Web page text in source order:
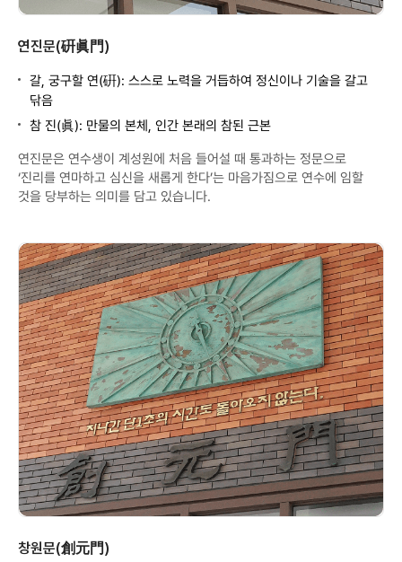
연진문(硏眞門)
갈, 궁구할 연(硏): 스스로 노력을 거듭하여 정신이나 기술을 갈고
닦음
참 진(眞): 만물의 본체, 인간 본래의 참된 근본
연진문은 연수생이 계성원에 처음 들어설 때 통과하는 정문으로
‘진리를 연마하고 심신을 새롭게 한다’는 마음가짐으로 연수에 임할
것을 당부하는 의미를 담고 있습니다.
창원문(創元門)